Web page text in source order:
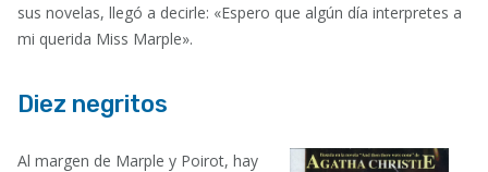
sus novelas, llegó a decirle: «Espero que algún día interpretes a
mi querida Miss Marple».
Diez negritos
Al margen de Marple y Poirot, hay